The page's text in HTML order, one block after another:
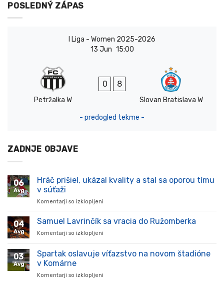
POSLEDNÝ ZÁPAS
I Liga - Women 2025-2026
13 Jun 15:00
Petržalka W
0 8
Slovan Bratislava W
- predogled tekme -
ZADNJE OBJAVE
06
Avg
Hráč prišiel, ukázal kvality a stal sa oporou tímu
v súťaži
Komentarji so izklopljeni
prišiel,
stal
04
Avg
Samuel Lavrinčík sa vracia do Ružomberka
Komentarji so izklopljeni
Lavrinčík
sa
03
Avg
Spartak oslavuje víťazstvo na novom štadióne
v Komárne
Komentarji so izklopljeni